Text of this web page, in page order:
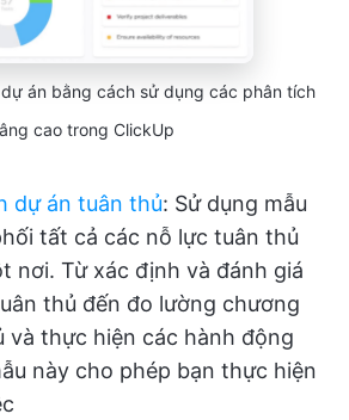
án bằng cách sử dụng các phân tích
cao trong ClickUp
dự án tuân thủ: Sử dụng mẫu
tất cả các nỗ lực tuân thủ
nơi. Từ xác định và đánh giá
thủ đến đo lường chương
và thực hiện các hành động
này cho phép bạn thực hiện